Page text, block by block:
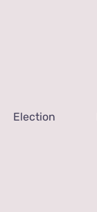
Election